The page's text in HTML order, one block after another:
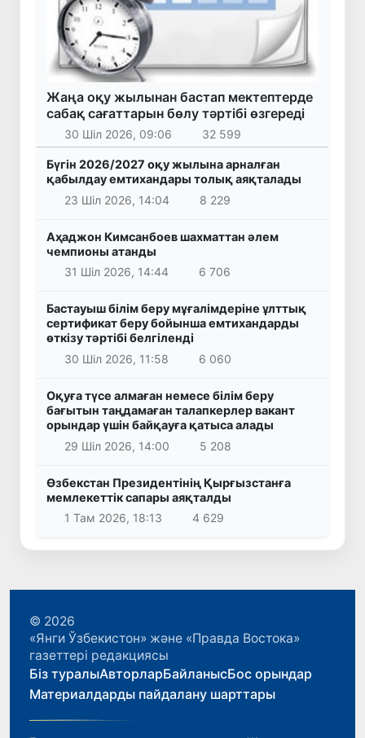
Жаңа оқу жылынан бастап мектептерде
сабақ сағаттарын бөлу тәртібі өзгереді
30 Шіл 2026, 09:06 32 599
Бүгін 2026/2027 оқу жылына арналған
қабылдау емтихандары толық аяқталады
23 Шіл 2026, 14:04
8 229
Аҳаджон Кимсанбоев шахматтан әлем
чемпионы атанды
31 Шіл 2026, 14:44
6 706
Бастауыш білім беру мұғалімдеріне ұлттық
сертификат беру бойынша емтихандарды
өткізу тәртібі белгіленді
30 Шіл 2026, 11:58
6 060
Оқуға түсе алмаған немесе білім беру
бағытын таңдамаған талапкерлер вакант
орындар үшін байқауға қатыса алады
29 Шіл 2026, 14:00
5 208
Өзбекстан Президентінің Қырғызстанға
мемлекеттік сапары аяқталды
1 Там 2026, 18:13
4 629
© 2026
«Янги Ўзбекистон» және «Правда Востока»
газеттері редакциясы
Біз туралыАвторларБайланысБос орындар
Материалдарды пайдалану шарттары